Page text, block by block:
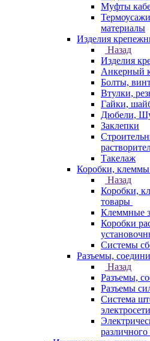
Муфты
материалы
Изделия
Назад
Изделия
Анкерный
Болты,
Втулки,
Гайки,
Дюбели,
Заклепки
Такелаж
Коробки,
Назад
Коробки,
товары
Клеммные
Коробки
Системы
Разъемы,
Назад
Разъемы,
Разъемы
Система
различного